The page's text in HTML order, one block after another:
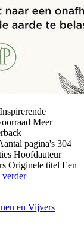
Meer
pagina's 304
Hoofdauteur
Originele titel Een
verderwaarom
en Vijvers